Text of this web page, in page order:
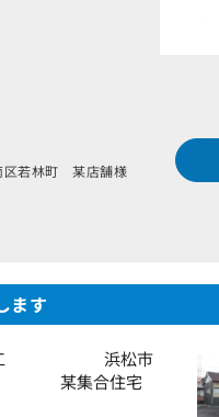
林町 某店舗様
ます
施工 浜松市
某集合住宅